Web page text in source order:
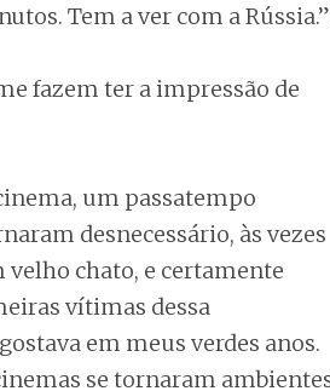
Tem a ver com a
fazem ter a impressão de
um passatempo
desnecessário, às vezes
velho chato, e certamente
vítimas dessa
em meus verdes anos.
se tornaram